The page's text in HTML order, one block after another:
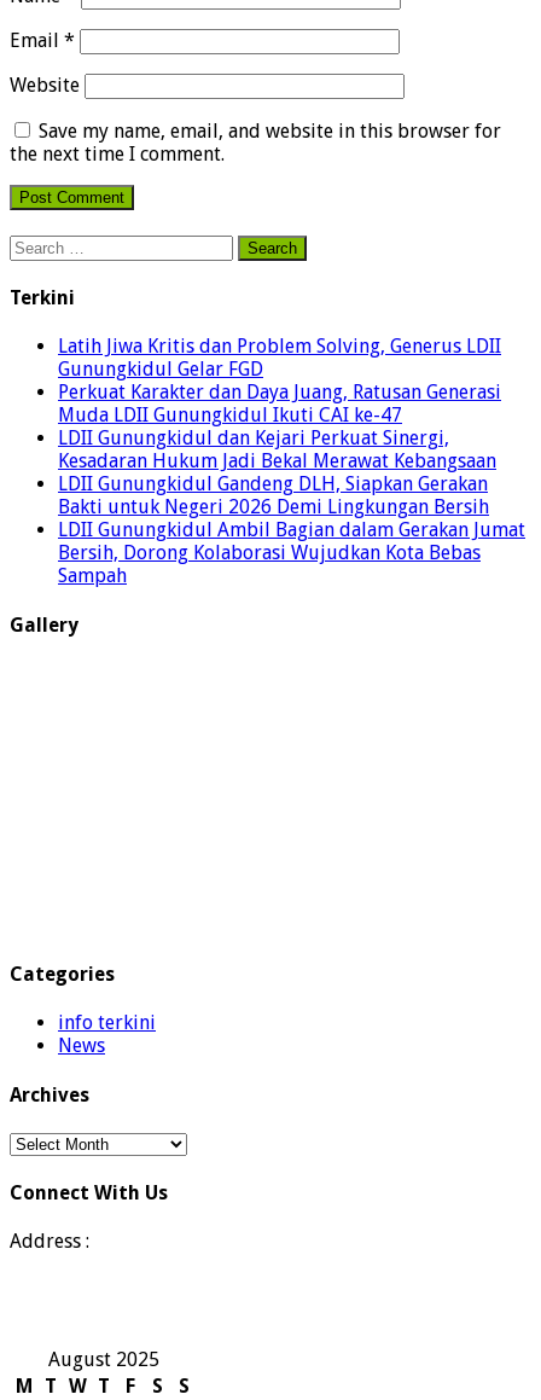
Email *
Website
Save my name, email, and website in this browser for
the next time I comment.
Search
for:
Terkini
Latih Jiwa Kritis dan Problem Solving, Generus LDII
Gunungkidul Gelar FGD
Perkuat Karakter dan Daya Juang, Ratusan Generasi
Muda LDII Gunungkidul Ikuti CAI ke-47
LDII Gunungkidul dan Kejari Perkuat Sinergi,
Kesadaran Hukum Jadi Bekal Merawat Kebangsaan
LDII Gunungkidul Gandeng DLH, Siapkan Gerakan
Bakti untuk Negeri 2026 Demi Lingkungan Bersih
LDII Gunungkidul Ambil Bagian dalam Gerakan Jumat
Bersih, Dorong Kolaborasi Wujudkan Kota Bebas
Sampah
Gallery
Categories
info terkini
News
Archives
Archives
Connect With Us
Address :
August 2025
M
T W T F S
S